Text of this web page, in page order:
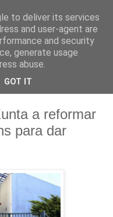
a reformar
para dar
to deliver its services
and user-agent are
and security
generate usage
abuse.
GOT IT